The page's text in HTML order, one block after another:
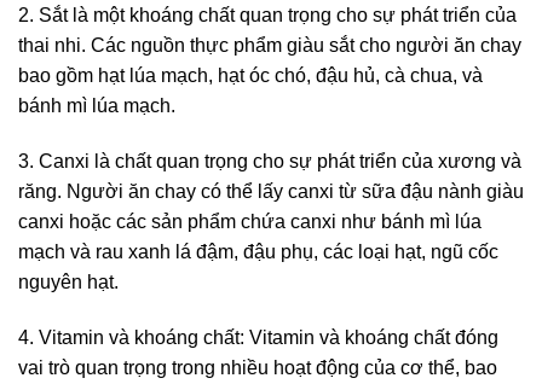
2. Sắt là một khoáng chất quan trọng cho sự phát triển của
thai nhi. Các nguồn thực phẩm giàu sắt cho người ăn chay
bao gồm hạt lúa mạch, hạt óc chó, đậu hủ, cà chua, và
bánh mì lúa mạch.
3. Canxi là chất quan trọng cho sự phát triển của xương và
răng. Người ăn chay có thể lấy canxi từ sữa đậu nành giàu
canxi hoặc các sản phẩm chứa canxi như bánh mì lúa
mạch và rau xanh lá đậm, đậu phụ, các loại hạt, ngũ cốc
nguyên hạt.
4. Vitamin và khoáng chất: Vitamin và khoáng chất đóng
vai trò quan trọng trong nhiều hoạt động của cơ thể, bao